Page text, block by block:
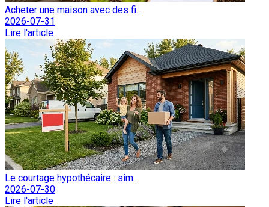
Acheter une maison avec des fi...
2026-07-31
Lire l'article
Le courtage hypothécaire : sim...
2026-07-30
Lire l'article